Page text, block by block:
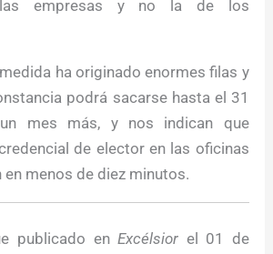
empresas y no la de los
ha originado enormes filas y
podrá sacarse hasta el 31
mes más, y nos indican que
de elector en las oficinas
en menos de diez minutos.
publicado enExcélsior el 01 de